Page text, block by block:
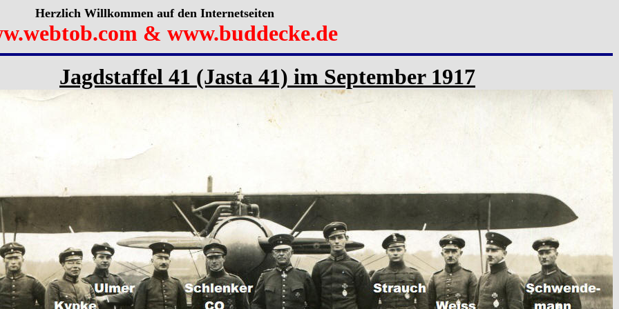
Herzlich Willkommen auf den Internetseiten
& www.buddecke.de
Jagdstaffel 41 (Jasta 41) im September 1917